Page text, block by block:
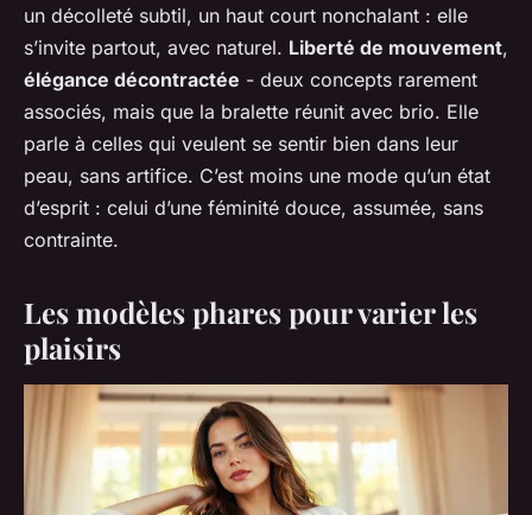
un décolleté subtil, un haut court nonchalant : elle
s’invite partout, avec naturel. Liberté de mouvement,
élégance décontractée - deux concepts rarement
associés, mais que la bralette réunit avec brio. Elle
parle à celles qui veulent se sentir bien dans leur
peau, sans artifice. C’est moins une mode qu’un état
d’esprit : celui d’une féminité douce, assumée, sans
contrainte.
Les modèles phares pour varier les
plaisirs